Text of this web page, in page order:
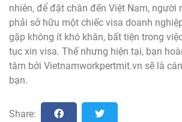
nhiên, để đặt chân đến Việt Nam, người
phải sở hữu một chiếc visa doanh
gặp không ít khó khăn, bất tiện trong
tục xin visa. Thế nhưng hiện tại, bạn
tâm bởi Vietnamworkpertmit.vn sẽ là
bạn.
Share: